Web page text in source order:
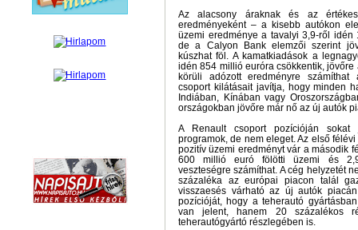
Az alacsony áraknak és az
eredményeként – a kisebb autókon
üzemi eredménye a tavalyi 3,9-ről idén
de a Calyon Bank elemzői szerint
kúszhat föl. A kamatkiadások a
idén 854 millió euróra csökkentik,
körüli adózott eredményre számíthat
csoport kilátásait javítja, hogy minden
Indiában, Kínában vagy
országokban jövőre már nő az új autók
A Renault csoport pozícióján sokat
programok, de nem eleget. Az első
pozitív üzemi eredményt vár a második
600 millió euró fölötti üzemi és
veszteségre számíthat. A cég helyzetét
százaléka az európai piacon talál
visszaesés várható az új autók
pozícióját, hogy a teherautó
van jelent, hanem 20 százalékos
teherautógyártó részlegében is.